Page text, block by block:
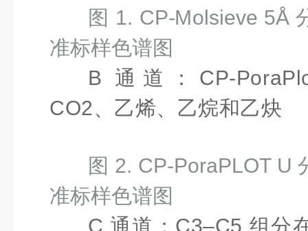
图 1. CP-Molsieve 5Å
准标样色谱图
B 通道：CP-
CO2、乙烯、乙烷和乙炔
图 2. CP-PoraPLOT U
准标样色谱图
C 通道：C3–C5 组分